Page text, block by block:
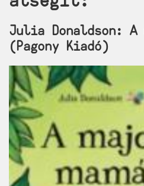
Julia Donaldson: A
(Pagony Kiadó)